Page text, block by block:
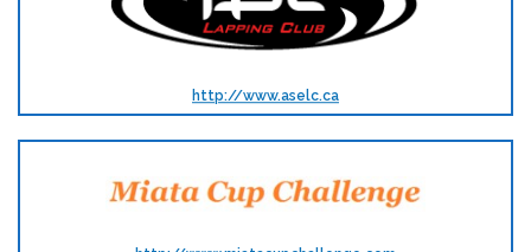
http://www.aselc.ca